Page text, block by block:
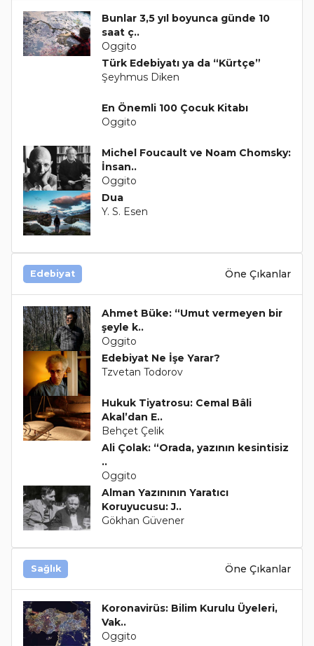
Bunlar 3,5 yıl boyunca günde 10
saat ç..
Oggito
Türk Edebiyatı ya da “Kürtçe”
Şeyhmus Diken
En Önemli 100 Çocuk Kitabı
Oggito
Michel Foucault ve Noam Chomsky:
İnsan..
Oggito
Dua
Y. S. Esen
Edebiyat Öne Çıkanlar
Ahmet Büke: “Umut vermeyen bir
şeyle k..
Oggito
Edebiyat Ne İşe Yarar?
Tzvetan Todorov
Hukuk Tiyatrosu: Cemal Bâli
Akal’dan E..
Behçet Çelik
Ali Çolak: “Orada, yazının kesintisiz
..
Oggito
Alman Yazınının Yaratıcı
Koruyucusu: J..
Gökhan Güvener
Sağlık Öne Çıkanlar
Koronavirüs: Bilim Kurulu Üyeleri,
Vak..
Oggito